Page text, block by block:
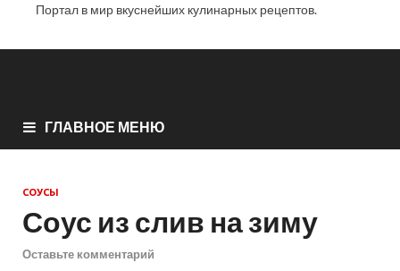
Портал в мир вкуснейших кулинарных рецептов.
ГЛАВНОЕ МЕНЮ
СОУСЫ
Соус из слив на зиму
Оставьте комментарий